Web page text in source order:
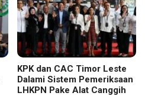
KPK dan CAC Timor Leste
Dalami Sistem Pemeriksaan
LHKPN Pake Alat Canggih